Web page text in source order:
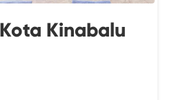
Kinabalu